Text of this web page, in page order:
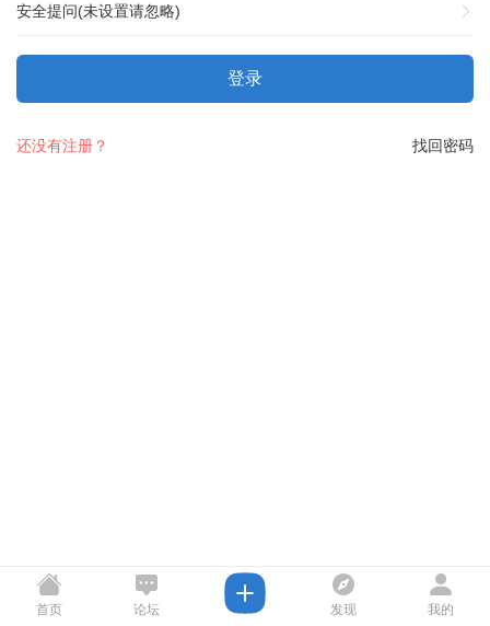
安全提问(未设置请忽略)
登录
找回密码
还没有注册？
首页 论坛 发现 我的